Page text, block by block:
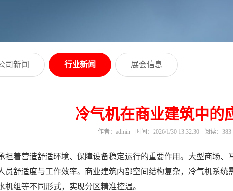
司新闻 行业新闻 展会信息
冷气机在商业建筑中的
作者：admin 时间：2026/1/30 13:32:30 阅读：383
担着营造舒适环境、保障设备稳定运行的重要作用。大型商场
员舒适度与工作效率。商业建筑内部空间结构复杂，冷气机系统
机组等不同形式，实现分区精准控温。